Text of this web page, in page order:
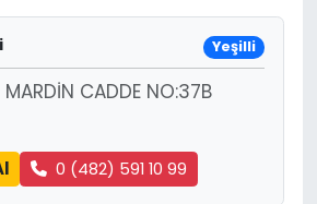
Yeşilli
MARDİN CADDE NO:37B
0 (482) 591 10 99